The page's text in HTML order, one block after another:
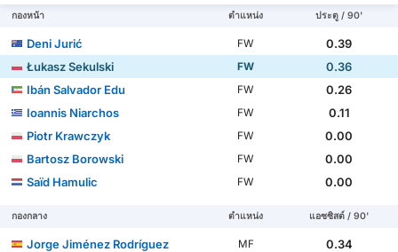
กองหน้า ตำแหน่ง ประตู / 90'
Deni Jurić FW
0.39
Łukasz Sekulski
FW
0.36
Ibán Salvador Edu
FW
0.26
Ioannis Niarchos
FW
0.11
Piotr Krawczyk
FW
0.00
Bartosz Borowski
FW
0.00
Saïd Hamulic
FW 0.00
กองกลาง ตำแหน่ง แอซซิสต์ / 90'
Jorge Jiménez Rodríguez MF
0.34